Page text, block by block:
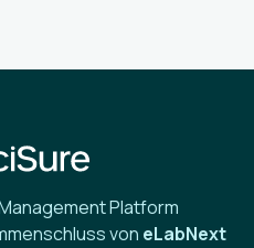
Platform
von eLabNext